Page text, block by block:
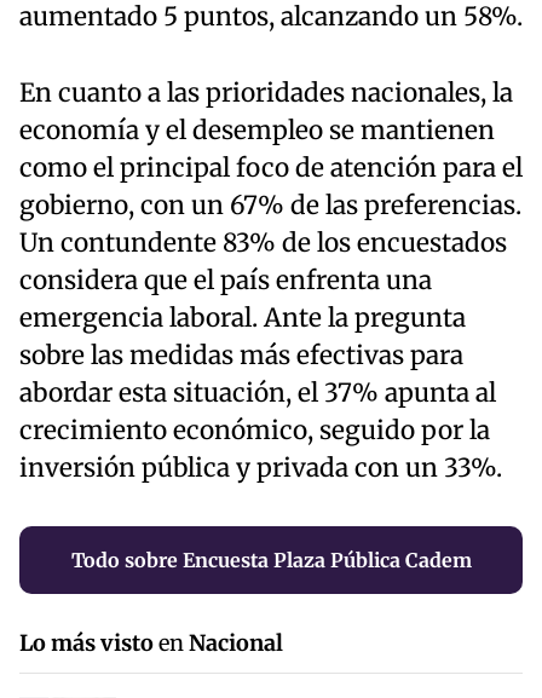
aumentado 5 puntos, alcanzando un 58%.
En cuanto a las prioridades nacionales, la
economía y el desempleo se mantienen
como el principal foco de atención para el
gobierno, con un 67% de las preferencias.
Un contundente 83% de los encuestados
considera que el país enfrenta una
emergencia laboral. Ante la pregunta
sobre las medidas más efectivas para
abordar esta situación, el 37% apunta al
crecimiento económico, seguido por la
inversión pública y privada con un 33%.
Todo sobre Encuesta Plaza Pública Cadem
Lo más vistoenNacional